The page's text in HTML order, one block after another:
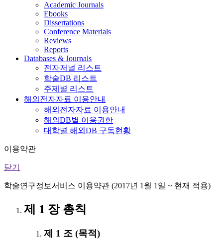
Academic Journals
Ebooks
Dissertations
Conference Materials
Reviews
Reports
Databases & Journals
전자저널 리스트
학술DB 리스트
주제별 리스트
해외전자자료 이용안내
해외전자자료 이용안내
해외DB별 이용권한
대학별 해외DB 구독현황
이용약관
닫기
학술연구정보서비스 이용약관 (2017년 1월 1일 ~ 현재 적용)
제 1 장 총칙
제 1 조 (목적)